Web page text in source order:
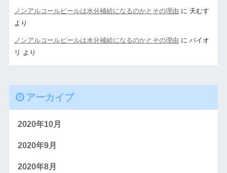
ノンアルコールビールは水分補給になるのかとその理由 に 天むす
より
ノンアルコールビールは水分補給になるのかとその理由 に パイオ
リ より
アーカイブ
2020年10月
2020年9月
2020年8月